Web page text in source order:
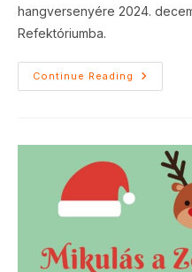
hangversenyére 2024.
Refektóriumba.
Continue Reading